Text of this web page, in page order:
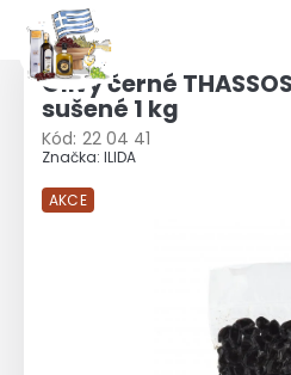
Přejít
obsahOlivy černé
sušené 1 kg
Kód: 22 04 41
Značka: ILIDA
AKCE